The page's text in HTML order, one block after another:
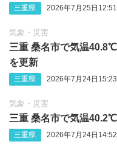
三重県 2026年7月25日12:51
気象・災害
三重 桑名市で気温
を更新
三重県 2026年7月24日15:23
気象・災害
三重 桑名市で気温
三重県 2026年7月24日14:52